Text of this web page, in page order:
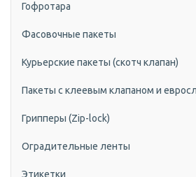
Гофротара
Фасовочные пакеты
Курьерские пакеты (скотч клапан)
Пакеты с клеевым клапаном и
Грипперы (Zip-lock)
Оградительные ленты
Этикетки